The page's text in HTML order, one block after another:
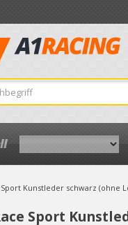
Kunstleder schwarz (ohne
Sport